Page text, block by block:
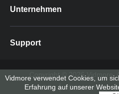
Unternehmen
Support
Copyright © 2026 Vidmore.
AGB
Datenschutz
Vidmore verwendet Cookies, um
Erfahrung auf unserer